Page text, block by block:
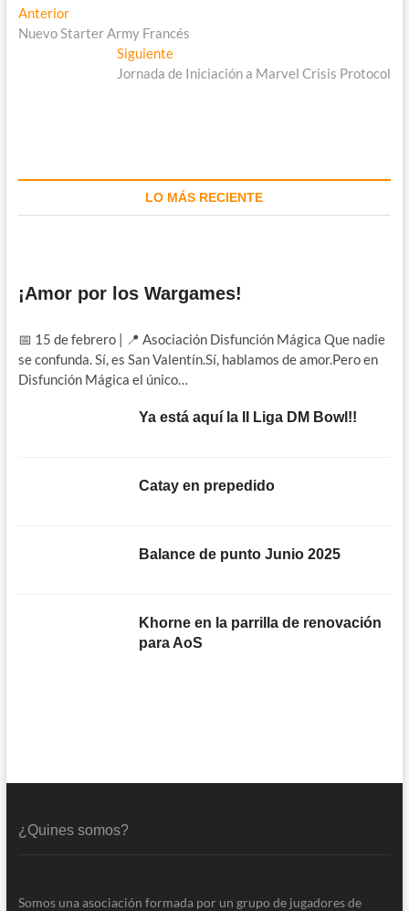
Anterior
Nuevo Starter Army Francés
Siguiente
Jornada de Iniciación a Marvel Crisis Protocol
LO MÁS RECIENTE
¡Amor por los Wargames!
📅 15 de febrero | 📍 Asociación Disfunción Mágica Que nadie
se confunda. Sí, es San Valentín.Sí, hablamos de amor.Pero en
Disfunción Mágica el único…
Ya está aquí la II Liga DM Bowl!!
Catay en prepedido
Balance de punto Junio 2025
Khorne en la parrilla de renovación
para AoS
¿Quines somos?
Somos una asociación formada por un grupo de jugadores de